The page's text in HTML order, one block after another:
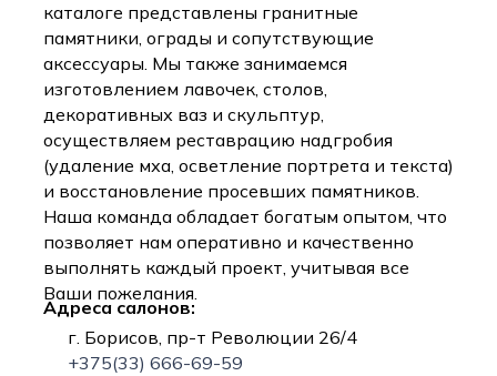
каталоге представлены гранитные
памятники, ограды и сопутствующие
аксессуары. Мы также занимаемся
изготовлением лавочек, столов,
декоративных ваз и скульптур,
осуществляем реставрацию надгробия
(удаление мха, осветление портрета и текста)
и восстановление просевших памятников.
Наша команда обладает богатым опытом, что
позволяет нам оперативно и качественно
выполнять каждый проект, учитывая все
Ваши пожелания.
Адреса салонов:
г. Борисов, пр-т Революции 26/4
+375(33) 666-69-59